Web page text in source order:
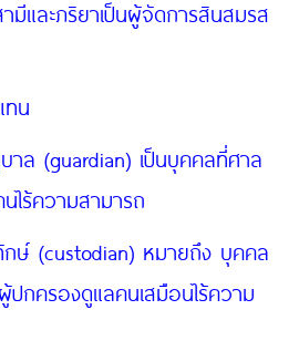
าเป็นผู้จัดการสินสมรส
น
เป็นบุคคลที่ศาล
ไร้ความสามารถ
หมายถึง บุคคล
ปกครองดูแลคนเสมือนไร้ความ